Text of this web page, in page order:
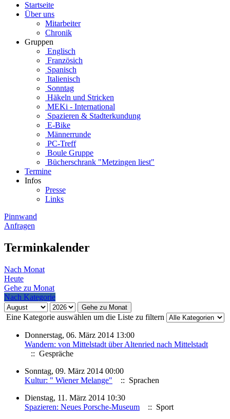
Startseite
Über uns
Mitarbeiter
Chronik
Gruppen
Englisch
Französich
Spanisch
Italienisch
Sonntag
Häkeln und Stricken
MEKi - International
Spazieren & Stadterkundung
E-Bike
Männerrunde
PC-Treff
Boule Gruppe
Bücherschrank "Metzingen liest"
Termine
Infos
Presse
Links
Pinnwand
Anfragen
Terminkalender
Nach Monat
Heute
Gehe zu Monat
Nach Kategorie
Gehe zu Monat
Eine Kategorie auswählen um die Liste zu filtern
Donnerstag, 06. März 2014 13:00
Wandern: von Mittelstadt über Altenried nach Mittelstadt
:: Gespräche
Sonntag, 09. März 2014 00:00
Kultur: " Wiener Melange"
:: Sprachen
Dienstag, 11. März 2014 10:30
Spazieren: Neues Porsche-Museum
:: Sport